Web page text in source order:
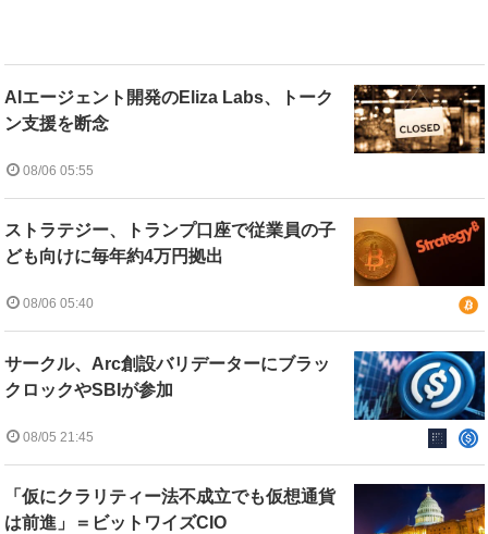
AIエージェント開発のEliza Labs、トーク
ン支援を断念
08/06 05:55
ストラテジー、トランプ口座で従業員の子
ども向けに毎年約4万円拠出
08/06 05:40
サークル、Arc創設バリデーターにブラッ
クロックやSBIが参加
08/05 21:45
「仮にクラリティー法不成立でも仮想通貨
は前進」＝ビットワイズCIO